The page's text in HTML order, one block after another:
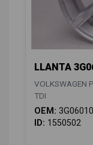
LLANTA
VOLKSWAGEN
TDI
OEM:
ID: 1550502